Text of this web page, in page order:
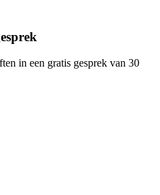
in een gratis gesprek van 30